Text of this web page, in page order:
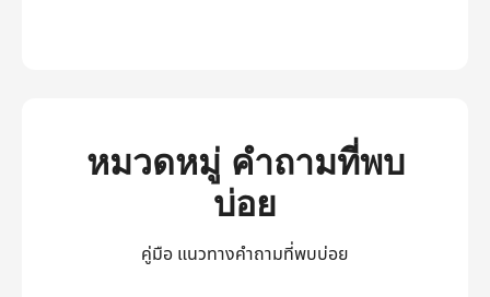
หมวดหมู่ คำถามที่พบ
บ่อย
คู่มือ แนวทางคำถามที่พบบ่อย